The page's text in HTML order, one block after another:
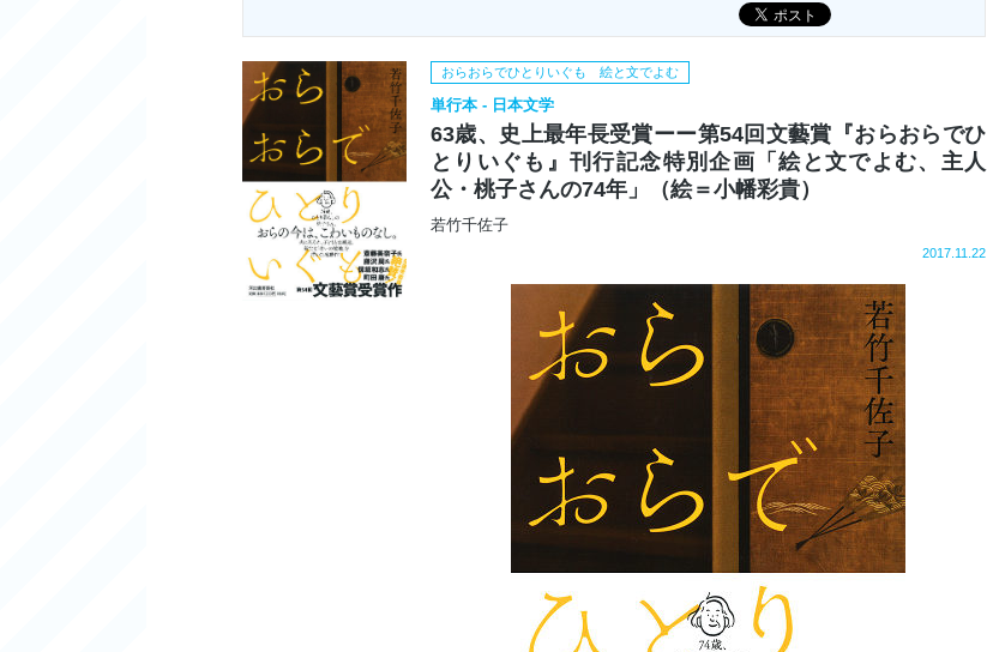
おらおらでひとりいぐも 絵と文でよむ
単行本 - 日本文学
63歳、史上最年長受賞ーー第54回文藝賞『おらおらでひ
とりいぐも』刊行記念特別企画「絵と文でよむ、主人
公・桃子さんの74年」（絵＝小幡彩貴）
若竹千佐子
2017.11.22